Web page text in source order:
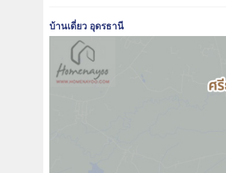
บ้านเดี่ยว อุดรธานี